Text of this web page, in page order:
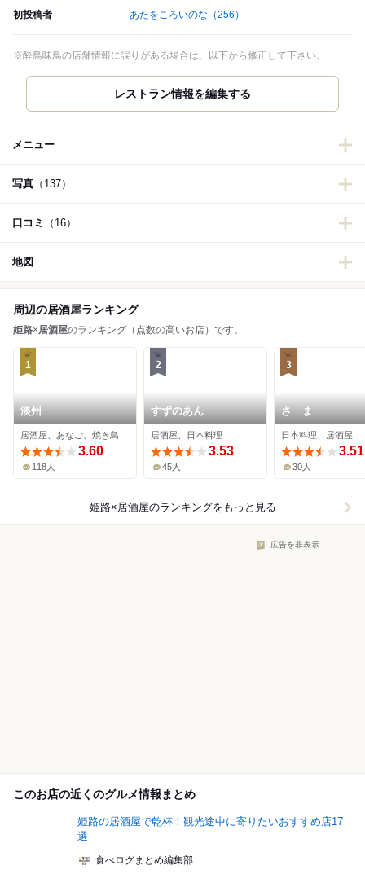
初投稿者 あたをころいのな （256）
※酔鳥味鳥の店舗情報に誤りがある場合は、以下から修正して下さい。
レストラン情報を編集する
メニュー
写真 （137）
口コミ （16）
地図
周辺の居酒屋ランキング
姫路×居酒屋のランキング（点数の高いお店）です。
1
淡州
居酒屋、あなご、焼き鳥
3.60
118人
2
すずのあん
居酒屋、日本料理
3.53
45人
3
さゝま
日本料理、居酒屋
3.51
30人
姫路×居酒屋のランキングをもっと見る
広告を非表示
このお店の近くのグルメ情報まとめ
姫路の居酒屋で乾杯！観光途中に寄りたいおすすめ店17
選
食べログまとめ編集部